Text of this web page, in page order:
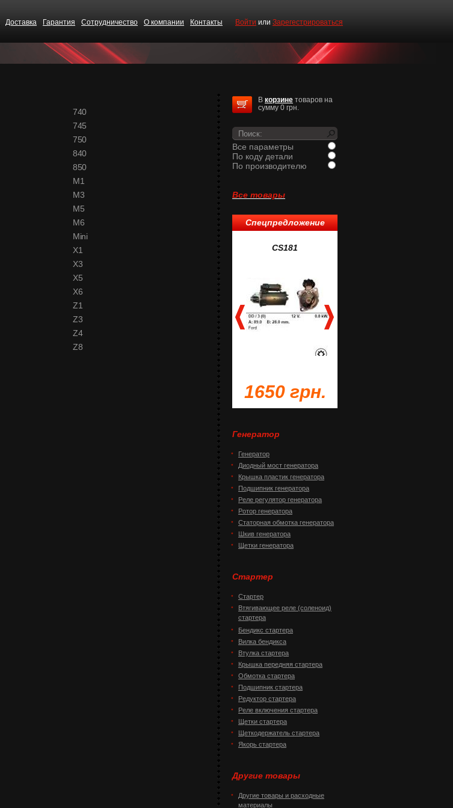
Доставка Гарантия Сотрудничество О компании Контакты Войти или Зарегестрироваться
740
745
750
840
850
M1
M3
M5
M6
Mini
X1
X3
X5
X6
Z1
Z3
Z4
Z8
В корзине товаров на
сумму 0 грн.
Все параметры
По коду детали
По производителю
Все товары
Спецпредложение
CS181
1650 грн.
Генератор
Генератор
Диодный мост генератора
Крышка пластик генератора
Подшипник генератора
Реле регулятор генератора
Ротор генератора
Статорная обмотка генератора
Шкив генератора
Щетки генератора
Стартер
Стартер
Втягивающее реле (соленоид)
стартера
Бендикс стартера
Вилка бендикса
Втулка стартера
Крышка передняя стартера
Обмотка стартера
Подшипник стартера
Редуктор стартера
Реле включения стартера
Щетки стартера
Щеткодержатель стартера
Якорь стартера
Другие товары
Другие товары и расходные